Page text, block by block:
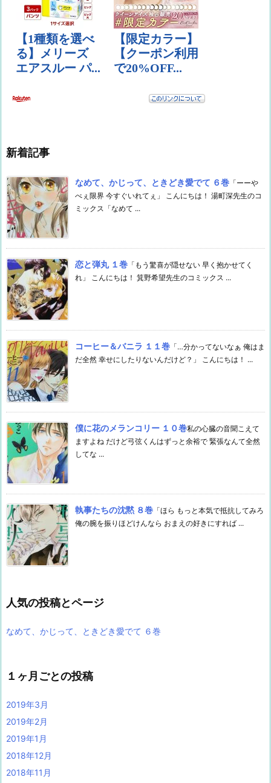
新着記事
なめて、かじって、ときどき愛でて ６巻 「ーーや
べぇ限界 今すぐいれてぇ」 こんにちは！ 湯町深先生のコ
ミックス「なめて ...
恋と弾丸 １巻 「もう驚喜が隠せない 早く抱かせてく
れ」 こんにちは！ 箕野希望先生のコミックス ...
コーヒー＆バニラ １１巻 「…分かってないなぁ 俺はま
だ全然 幸せにしたりないんだけど？」 こんにちは！ ...
僕に花のメランコリー １０巻私の心臓の音聞こえて
ますよね だけど弓弦くんはずっと余裕で 緊張なんて全然
してな ...
執事たちの沈黙 ８巻 「ほら もっと本気で抵抗してみろ
俺の腕を振りほどけんなら おまえの好きにすれば ...
人気の投稿とページ
なめて、かじって、ときどき愛でて ６巻
１ヶ月ごとの投稿
2019年3月
2019年2月
2019年1月
2018年12月
2018年11月